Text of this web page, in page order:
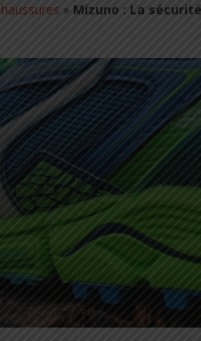
» Mizuno : La